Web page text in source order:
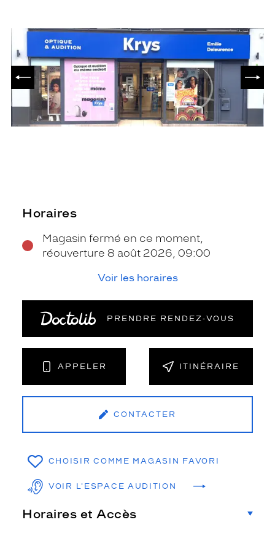
PRÉCÉDENT
Horaires
Magasin fermé en ce moment,
réouverture 8 août 2026, 09:00
Voir les horaires
PRENDRE RENDEZ‑VOUS
APPELER ITINÉRAIRE
CONTACTER
CHOISIR COMME MAGASIN FAVORI
VOIR L'ESPACE AUDITION
Horaires et Accès